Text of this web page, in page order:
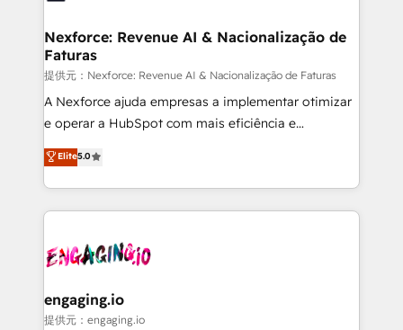
Station, Freshdesk, Intercom, and more. Custom
objects, automations, and integrations built for
growth. 🚀 AI-Driven GTM Orchestration Unify
HubSpot with LinkedIn, WhatsApp, email, paid
media, and AI voice to drive pipeline. 🤖 AI Custom
prospecting, follow-ups, service triage, and
knowledge retrieval—built in HubSpot. ⚡ Fast-Track
advanced optimization & adoption 📍 São Paulo, BR
• Des Moines, IA • New York, NY
Nexforce: Revenue AI & Nacionalização de
Faturas
提供元：Nexforce: Revenue AI & Nacionalização de Faturas
A Nexforce ajuda empresas a implementar otimizar
e operar a HubSpot com mais eficiência e
previsibilidade de receita. Combinamos Revenue
Operations (RevOps) e Inteligência Artificial para
estruturar processos integrar sistemas organizar
dados e automatizar operações. O objetivo é
operacional de receita conectando equipes
Também somos distribuidores oficiais da HubSpot
e de mais de 150 softwares globais permitindo
Elite5.0
engaging.io
提供元：engaging.io